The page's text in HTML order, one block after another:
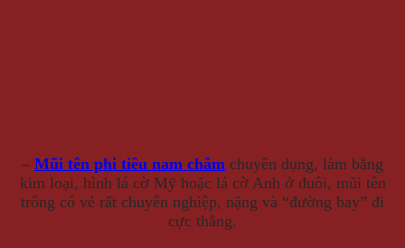
– Mũi tên phi tiêu nam châm chuyên dụng, làm bằng
kim loại, hình lá cờ Mỹ hoặc lá cờ Anh ở đuôi, mũi tên
trông có vẻ rất chuyên nghiệp, nặng và “đường bay” đi
cực thẳng.